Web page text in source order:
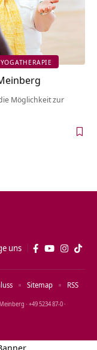
YOGATHERAPIE
Möglichkeit zur
uns
· +49 5234 87‑0 ·
Sitemap RSS